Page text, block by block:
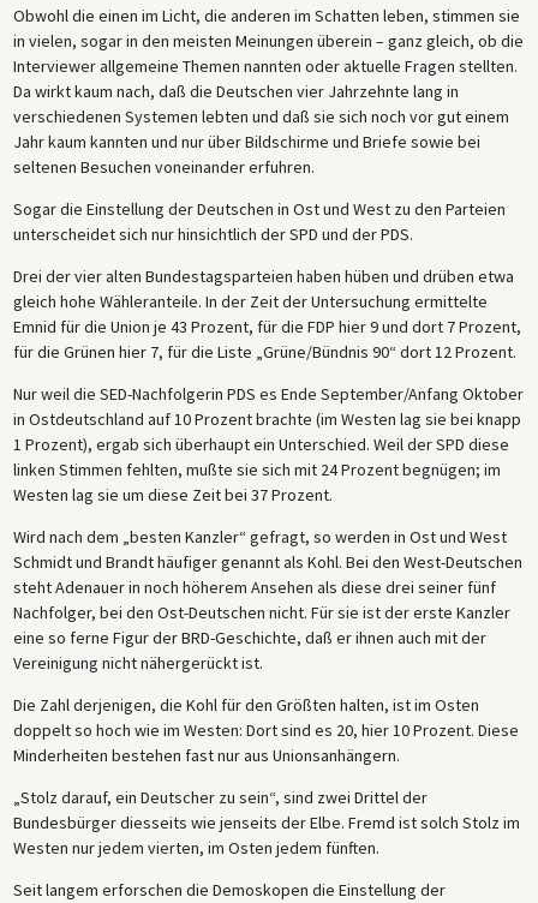
Obwohl die einen im Licht, die anderen im Schatten leben, stimmen sie
in vielen, sogar in den meisten Meinungen überein – ganz gleich, ob die
Interviewer allgemeine Themen nannten oder aktuelle Fragen stellten.
Da wirkt kaum nach, daß die Deutschen vier Jahrzehnte lang in
verschiedenen Systemen lebten und daß sie sich noch vor gut einem
Jahr kaum kannten und nur über Bildschirme und Briefe sowie bei
seltenen Besuchen voneinander erfuhren.
Sogar die Einstellung der Deutschen in Ost und West zu den Parteien
unterscheidet sich nur hinsichtlich der SPD und der PDS.
Drei der vier alten Bundestagsparteien haben hüben und drüben etwa
gleich hohe Wähleranteile. In der Zeit der Untersuchung ermittelte
Emnid für die Union je 43 Prozent, für die FDP hier 9 und dort 7 Prozent,
für die Grünen hier 7, für die Liste „Grüne/Bündnis 90“ dort 12 Prozent.
Nur weil die SED-Nachfolgerin PDS es Ende September/Anfang Oktober
in Ostdeutschland auf 10 Prozent brachte (im Westen lag sie bei knapp
1 Prozent), ergab sich überhaupt ein Unterschied. Weil der SPD diese
linken Stimmen fehlten, mußte sie sich mit 24 Prozent begnügen; im
Westen lag sie um diese Zeit bei 37 Prozent.
Wird nach dem „besten Kanzler“ gefragt, so werden in Ost und West
Schmidt und Brandt häufiger genannt als Kohl. Bei den West-Deutschen
steht Adenauer in noch höherem Ansehen als diese drei seiner fünf
Nachfolger, bei den Ost-Deutschen nicht. Für sie ist der erste Kanzler
eine so ferne Figur der BRD-Geschichte, daß er ihnen auch mit der
Vereinigung nicht nähergerückt ist.
Die Zahl derjenigen, die Kohl für den Größten halten, ist im Osten
doppelt so hoch wie im Westen: Dort sind es 20, hier 10 Prozent. Diese
Minderheiten bestehen fast nur aus Unionsanhängern.
„Stolz darauf, ein Deutscher zu sein“, sind zwei Drittel der
Bundesbürger diesseits wie jenseits der Elbe. Fremd ist solch Stolz im
Westen nur jedem vierten, im Osten jedem fünften.
Seit langem erforschen die Demoskopen die Einstellung der